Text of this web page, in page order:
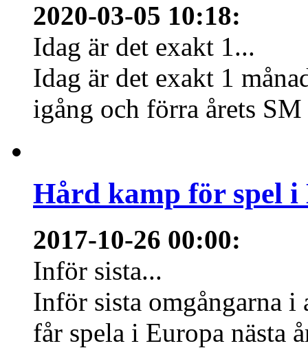
2020-03-05 10:18:
Idag är det exakt 1...
Idag är det exakt 1
igång och förra årets
Hård kamp för spel i
2017-10-26 00:00:
Inför sista...
Inför sista omgångarna
får spela i Europa nästa